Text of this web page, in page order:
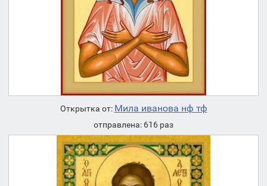
Открытка от: Мила иванова нф тф
отправлена: 616 раз